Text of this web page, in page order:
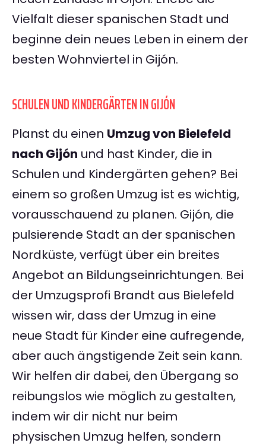
Vielfalt dieser spanischen Stadt und
beginne dein neues Leben in einem der
besten Wohnviertel in Gijón.
SCHULEN UND KINDERGÄRTEN IN GIJÓN
Planst du einen Umzug von Bielefeld
nach Gijón und hast Kinder, die in
Schulen und Kindergärten gehen? Bei
einem so großen Umzug ist es wichtig,
vorausschauend zu planen. Gijón, die
pulsierende Stadt an der spanischen
Nordküste, verfügt über ein breites
Angebot an Bildungseinrichtungen. Bei
der Umzugsprofi Brandt aus Bielefeld
wissen wir, dass der Umzug in eine
neue Stadt für Kinder eine aufregende,
aber auch ängstigende Zeit sein kann.
Wir helfen dir dabei, den Übergang so
reibungslos wie möglich zu gestalten,
indem wir dir nicht nur beim
physischen Umzug helfen, sondern